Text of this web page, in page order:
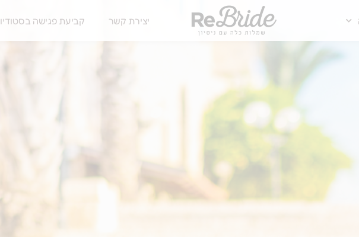
יצירת קשר קביעת פגישה בסטודיו